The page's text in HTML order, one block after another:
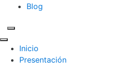
Blog
Inicio
Presentación